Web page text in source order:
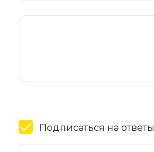
Подписаться на ответы